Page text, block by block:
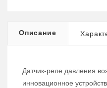
Описание
Датчик-реле давления
инновационное